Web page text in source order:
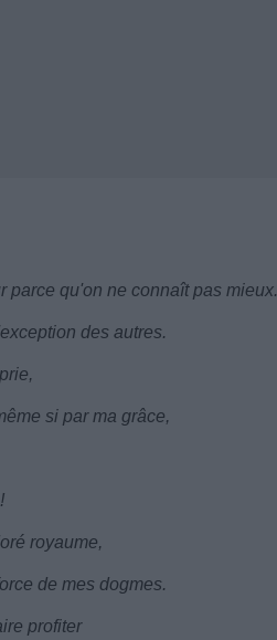
qu'on ne connaît pas mieux.
des autres.
si par ma grâce,
royaume,
de mes dogmes.
profiter